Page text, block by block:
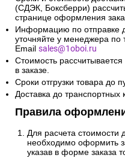
(СДЭК, Боксберри)
странице оформления
Информацию по отправке
уточняйте у менеджера по
Email sales@1oboi.ru
Стоимость
в заказе.
Сроки отгрузки товара до
Доставка до
Правила
Для расчета стоимости
необходимо оформить
указав в форме заказа